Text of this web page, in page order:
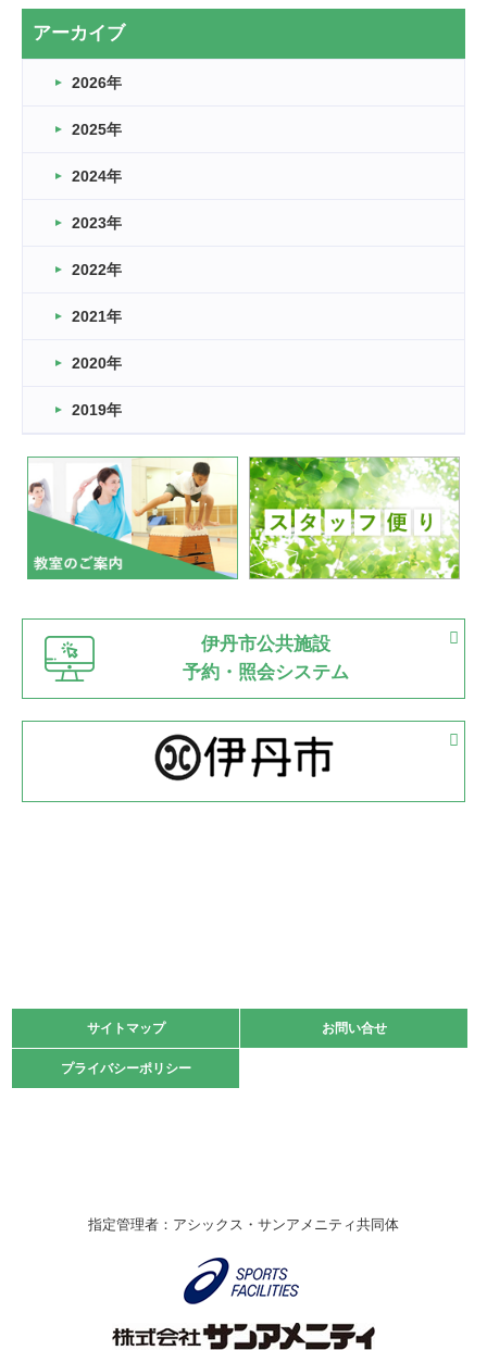
2026.03.20
なぎなた
2026.03.16
車いすバスケとRくんのお話
卒業・卒園の季節★
2026.03.11
緑ケ丘体育館
2022.11.03
緑ケ丘体育館
いたっぼーる大会☆彡
緑ケ丘体育館
2022.07.03
市内総合体育大会が開始
緑ケ丘体育館 猪名川運動広場
古池運動広場
2022.06.12
県知事杯争奪バレーボール大会が開催
緑ケ丘体育館
2022.05.05
体育協会長杯 バドミントン競技の部
2022.05.22
緑ケ丘体育館
2021.10.23
卓球選手権大会ラージボールの部開催☆
伊丹市総合体育大会 バレーボール大会が開催されました
なわとびイベントを開催しました！
アーカイブ
2026年
2025年
2024年
2023年
2022年
2021年
2020年
2019年
伊丹市公共施設
予約・照会システム
サイトマップ お問い合せ
プライバシーポリシー
サイトマップ お問い合せ
プライバシーポリシー
指定管理者：アシックス・サンアメニティ共同体